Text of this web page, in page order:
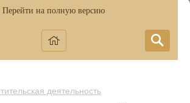
Перейти на полную версию
деятельность